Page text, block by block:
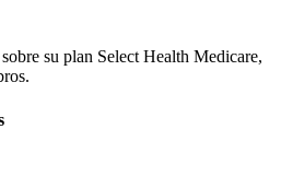
su plan Select Health Medicare,